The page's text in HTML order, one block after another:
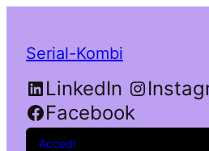
Serial-Kombi
LinkedIn
Facebook
Accedi